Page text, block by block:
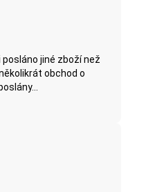
jiné zboží než
obchod o